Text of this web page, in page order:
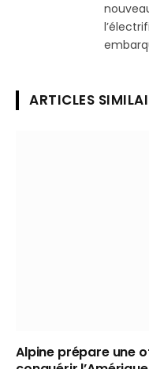
ARTICLES
Alpine prépare une